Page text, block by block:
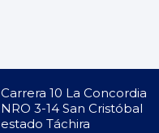
Carrera 10 La Concordia
NRO 3-14 San Cristóbal
estado Táchira